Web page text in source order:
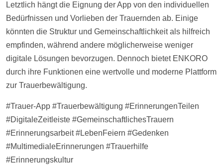
Letztlich hängt die Eignung der App von den individuellen
Bedürfnissen und Vorlieben der Trauernden ab. Einige
könnten die Struktur und Gemeinschaftlichkeit als hilfreich
empfinden, während andere möglicherweise weniger
digitale Lösungen bevorzugen. Dennoch bietet ENKORO
durch ihre Funktionen eine wertvolle und moderne Plattform
zur Trauerbewältigung.
#Trauer-App #Trauerbewältigung #ErinnerungenTeilen
#DigitaleZeitleiste #GemeinschaftlichesTrauern
#Erinnerungsarbeit #LebenFeiern #Gedenken
#MultimedialeErinnerungen #Trauerhilfe
#Erinnerungskultur